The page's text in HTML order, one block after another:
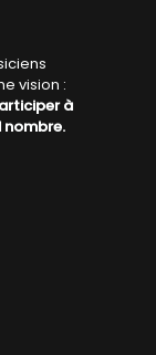
vision :
à
nombre.